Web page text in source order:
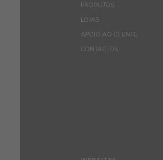
PRODUTOS
LOJAS
APOIO AO CLIENTE
CONTACTOS